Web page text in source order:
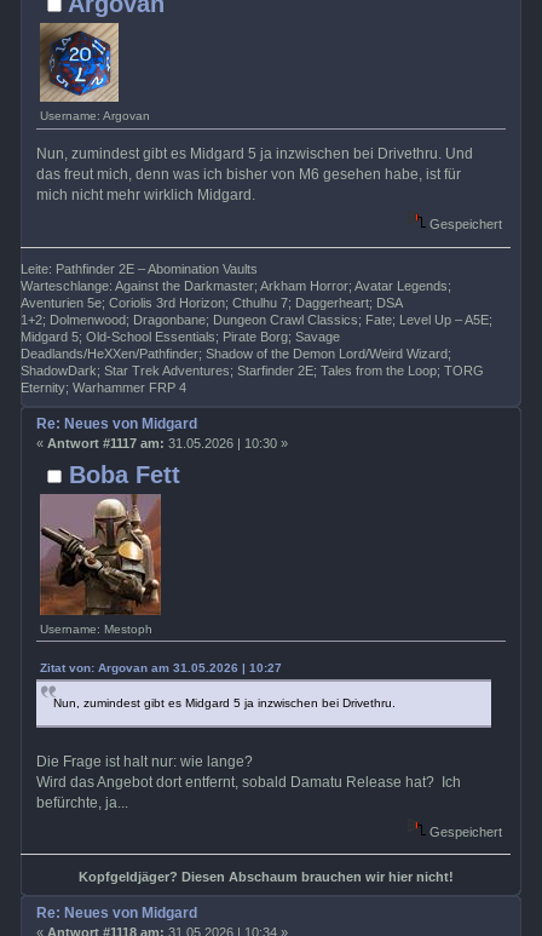
Username: Argovan
Nun, zumindest gibt es Midgard 5 ja inzwischen bei Drivethru. Und
das freut mich, denn was ich bisher von M6 gesehen habe, ist für
mich nicht mehr wirklich Midgard.
Gespeichert
Leite: Pathfinder 2E – Abomination Vaults
Warteschlange: Against the Darkmaster; Arkham Horror; Avatar Legends;
Aventurien 5e; Coriolis 3rd Horizon; Cthulhu 7; Daggerheart; DSA
1+2; Dolmenwood; Dragonbane; Dungeon Crawl Classics; Fate; Level Up – A5E;
Midgard 5; Old-School Essentials; Pirate Borg; Savage
Deadlands/HeXXen/Pathfinder; Shadow of the Demon Lord/Weird Wizard;
ShadowDark; Star Trek Adventures; Starfinder 2E; Tales from the Loop; TORG
Eternity; Warhammer FRP 4
Boba Fett
Username: Mestoph
Re: Neues von Midgard
« Antwort #1117 am: 31.05.2026 | 10:30 »
Zitat von: Argovan am 31.05.2026 | 10:27
Nun, zumindest gibt es Midgard 5 ja inzwischen bei Drivethru.
Die Frage ist halt nur: wie lange?
Wird das Angebot dort entfernt, sobald Damatu Release hat? Ich
befürchte, ja...
Gespeichert
Kopfgeldjäger? Diesen Abschaum brauchen wir hier nicht!
Re: Neues von Midgard
« Antwort #1118 am: 31.05.2026 | 10:34 »